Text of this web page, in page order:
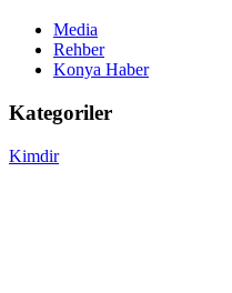
Media
Rehber
Konya Haber
Kategoriler
Kimdir